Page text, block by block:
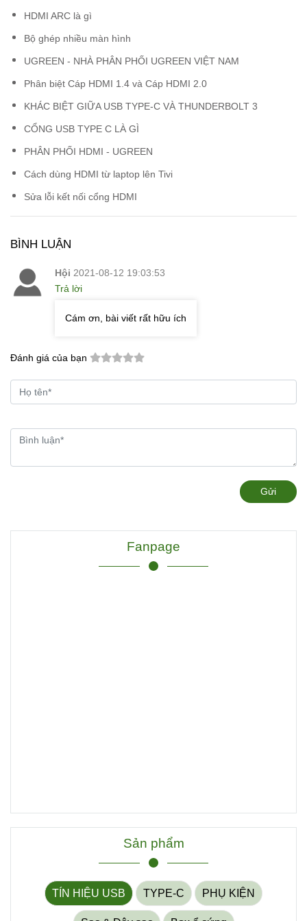
HDMI ARC là gì
Bộ ghép nhiều màn hình
UGREEN - NHÀ PHÂN PHỐI UGREEN VIỆT NAM
Phân biệt Cáp HDMI 1.4 và Cáp HDMI 2.0
KHÁC BIỆT GIỮA USB TYPE-C VÀ THUNDERBOLT 3
CỔNG USB TYPE C LÀ GÌ
PHÂN PHỐI HDMI - UGREEN
Cách dùng HDMI từ laptop lên Tivi
Sửa lỗi kết nối cổng HDMI
BÌNH LUẬN
Hội 2021-08-12 19:03:53
Trả lời
Cám ơn, bài viết rất hữu ích
Đánh giá của bạn
Gửi
Fanpage
Sản phẩm
TÍN HIỆU USB TYPE-C PHỤ KIỆN